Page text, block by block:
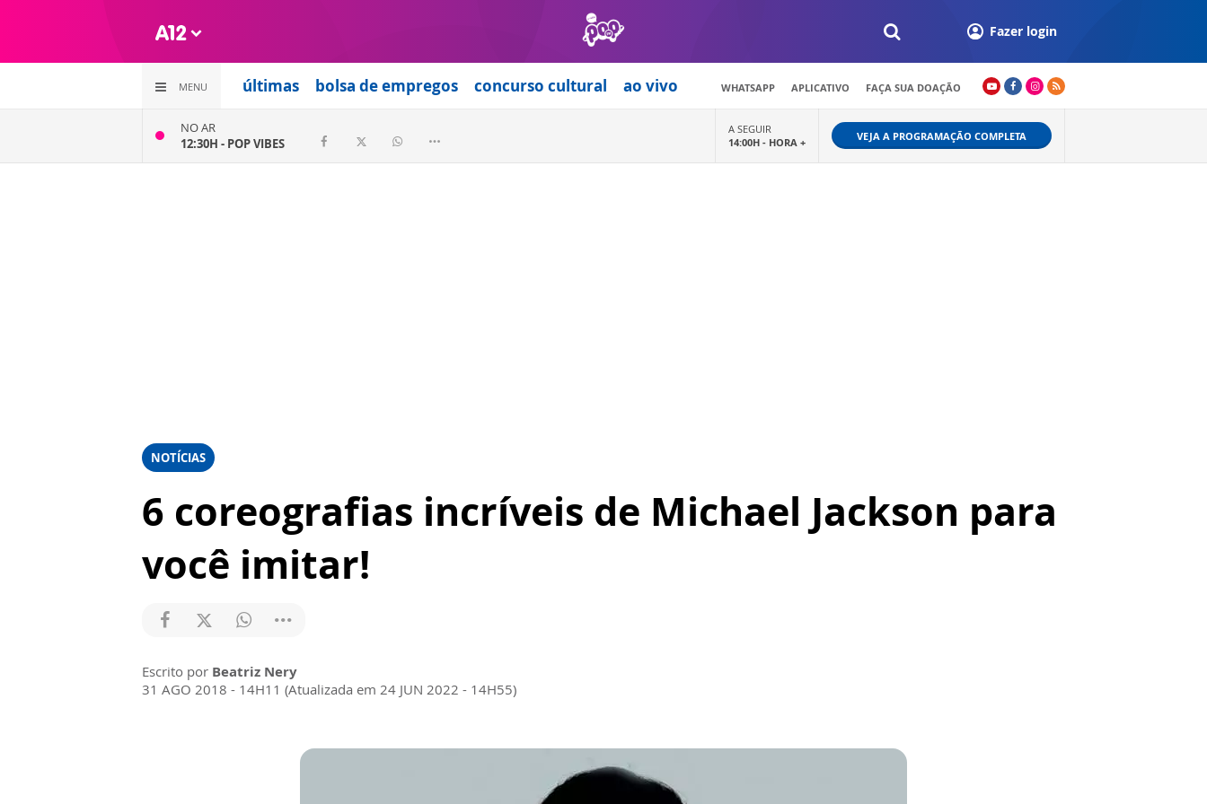
Fazer login
MENU últimas bolsa de empregos concurso cultural ao vivo WHATSAPP APLICATIVO FAÇA SUA DOAÇÃO
NO AR
12:30H - POP VIBES
A SEGUIR
14:00H - HORA + VEJA A PROGRAMAÇÃO COMPLETA
NOTÍCIAS
6 coreografias incríveis de Michael Jackson para
você imitar!
Escrito por Beatriz Nery
31 AGO 2018 - 14H11 (Atualizada em 24 JUN 2022 - 14H55)